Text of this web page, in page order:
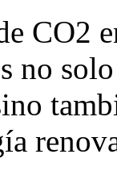
CO2
no